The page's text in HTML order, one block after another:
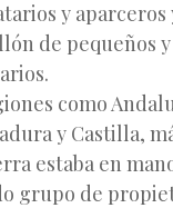
y aparceros
de pequeños
como
y Castilla,
estaba en
grupo de